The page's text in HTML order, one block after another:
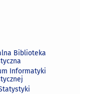
Biblioteka
Informatyki